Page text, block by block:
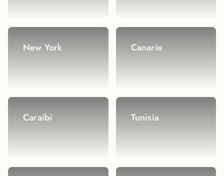
New York Canarie
Caraibi Tunisia